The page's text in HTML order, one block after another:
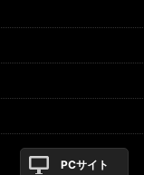
PCサイト